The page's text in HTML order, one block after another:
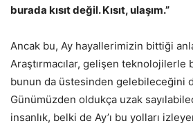
burada kısıt değil. Kısıt, ulaşım.”
Ancak bu, Ay hayallerimizin bittiği
Araştırmacılar, gelişen teknolojilerle
bunun da üstesinden gelebileceğini
Günümüzden oldukça uzak
insanlık, belki de Ay’ı bu yolları